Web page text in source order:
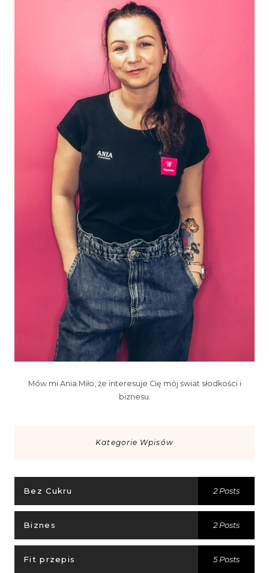
Mów mi Ania.Miło, że interesuje Cię mój świat słodkości i
biznesu.
Kategorie Wpisów
Bez Cukru 2 Posts
Biznes 2 Posts
Fit przepis 5 Posts